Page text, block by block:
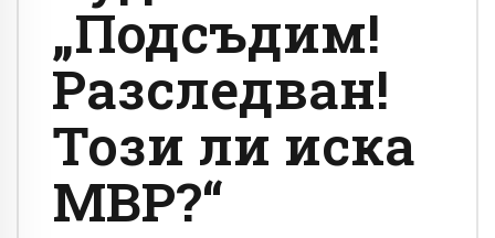
„Подсъдим!
Разследван!
Този ли иска
МВР?“